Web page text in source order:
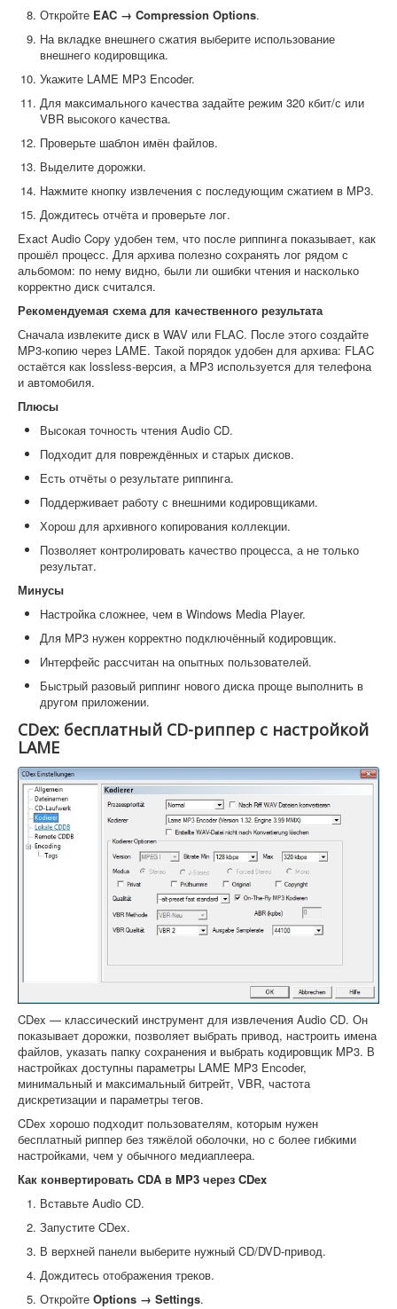
Откройте EAC → Compression Options.
На вкладке внешнего сжатия выберите использование
внешнего кодировщика.
Укажите LAME MP3 Encoder.
Для максимального качества задайте режим 320 кбит/с или
VBR высокого качества.
Проверьте шаблон имён файлов.
Выделите дорожки.
Нажмите кнопку извлечения с последующим сжатием в MP3.
Дождитесь отчёта и проверьте лог.
Exact Audio Copy удобен тем, что после риппинга показывает, как
прошёл процесс. Для архива полезно сохранять лог рядом с
альбомом: по нему видно, были ли ошибки чтения и насколько
корректно диск считался.
Рекомендуемая схема для качественного результата
Сначала извлеките диск в WAV или FLAC. После этого создайте
MP3-копию через LAME. Такой порядок удобен для архива: FLAC
остаётся как lossless-версия, а MP3 используется для телефона
и автомобиля.
Плюсы
Высокая точность чтения Audio CD.
Подходит для повреждённых и старых дисков.
Есть отчёты о результате риппинга.
Поддерживает работу с внешними кодировщиками.
Хорош для архивного копирования коллекции.
Позволяет контролировать качество процесса, а не только
результат.
Минусы
Настройка сложнее, чем в Windows Media Player.
Для MP3 нужен корректно подключённый кодировщик.
Интерфейс рассчитан на опытных пользователей.
Быстрый разовый риппинг нового диска проще выполнить в
другом приложении.
CDex: бесплатный CD-риппер с настройкой
LAME
CDex — классический инструмент для извлечения Audio CD. Он
показывает дорожки, позволяет выбрать привод, настроить имена
файлов, указать папку сохранения и выбрать кодировщик MP3. В
настройках доступны параметры LAME MP3 Encoder,
минимальный и максимальный битрейт, VBR, частота
дискретизации и параметры тегов.
CDex хорошо подходит пользователям, которым нужен
бесплатный риппер без тяжёлой оболочки, но с более гибкими
настройками, чем у обычного медиаплеера.
Как конвертировать CDA в MP3 через CDex
Вставьте Audio CD.
Запустите CDex.
В верхней панели выберите нужный CD/DVD-привод.
Дождитесь отображения треков.
Откройте Options → Settings.